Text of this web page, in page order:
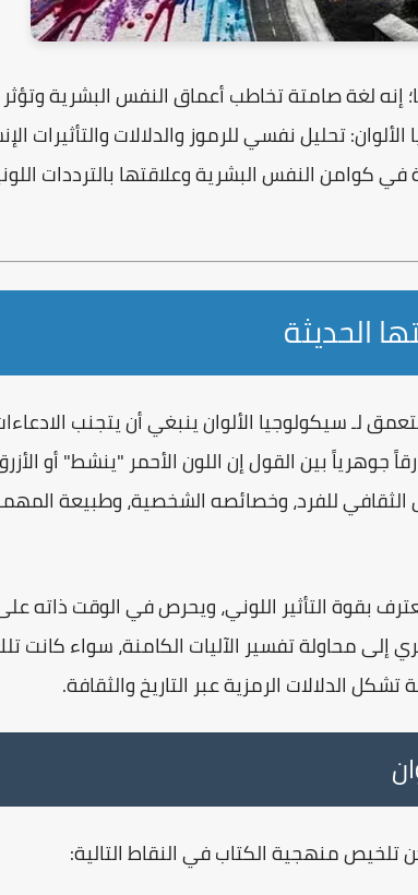
إنه لغة صامتة تخاطب أعماق النفس البشرية
تحليل نفسي للرموز والدلالات والتأثيرات
كوامن النفس البشرية وعلاقتها بالترددات
الحديثة
لـسيكولوجيا الألوانينبغي أن يتجنب
جوهرياً بين القول إن اللون الأحمر "ينشط" أو
الثقافيللفرد، وخصائصه الشخصية، وطبيعة
بقوة التأثير اللوني، ويحرص في الوقت ذاته
إلى محاولة تفسير الآليات الكامنة، سواء كانت
تشكل الدلالات الرمزية عبر التاريخ والثقافة.
تلخيص منهجية الكتاب في النقاط التالية: